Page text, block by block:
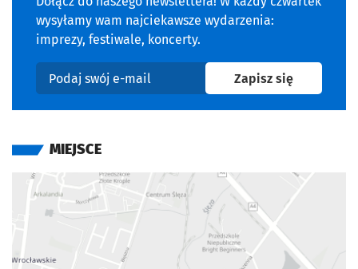
wysyłamy wam najciekawsze wydarzenia:
imprezy, festiwale, koncerty.
Podaj swój e-mail
Zapisz sięna
MIEJSCE